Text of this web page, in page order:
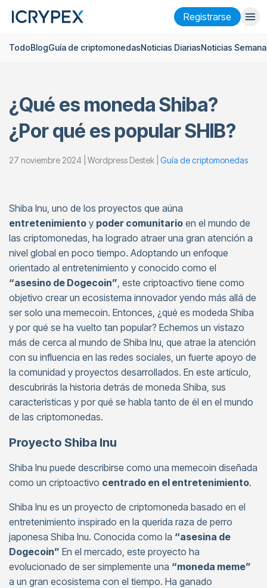
Registrarse
Iniciar sesión Registrarse
Empresa
Investigación
Ayuda
Language Español
Tema
TodoBlogGuía de criptomonedasNoticias DiariasNoticias
¿Qué es moneda Shiba?
¿Por qué es popular SHIB?
27 noviembre 2024 | Wordpress Destek | Guía de criptomonedas
Shiba Inu, uno de los proyectos que aúna
entretenimiento y poder comunitario en el mundo de
las criptomonedas, ha logrado atraer una gran atención a
nivel global en poco tiempo. Adoptando un enfoque
orientado al entretenimiento y conocido como el
“asesino de Dogecoin”, este criptoactivo tiene como
objetivo crear un ecosistema innovador yendo más allá de
ser solo una memecoin. Entonces, ¿qué es modeda Shiba
y por qué se ha vuelto tan popular? Echemos un vistazo
más de cerca al mundo de Shiba Inu, que atrae la atención
con su influencia en las redes sociales, un fuerte apoyo de
la comunidad y proyectos desarrollados. En este artículo,
descubrirás la historia detrás de moneda Shiba, sus
características y por qué se habla tanto de él en el mundo
de las criptomonedas.
Proyecto Shiba Inu
Shiba Inu puede describirse como una memecoin diseñada
como un criptoactivo centrado en el entretenimiento.
Shiba Inu es un proyecto de criptomoneda basado en el
entretenimiento inspirado en la querida raza de perro
japonesa Shiba Inu. Conocida como la “asesina de
Dogecoin” En el mercado, este proyecto ha
evolucionado de ser simplemente una “moneda meme”
a un gran ecosistema con el tiempo. Ha ganado